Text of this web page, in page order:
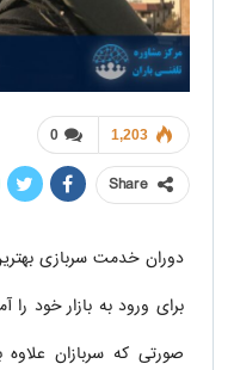
0 1,203
Share
دوران خدمت سربازی
برای ورود به بازار خود
صورتی که سربازان